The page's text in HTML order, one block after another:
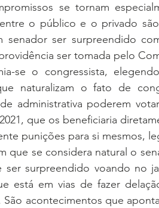
se tornam
o público e o privado
senador ser surpreendido
ser tomada pelo
se o congressista,
naturalizam o fato de
administrativa poderem
que os beneficiaria
punições para si mesmos,
que se considera natural o
ser surpreendido voando no
está em vias de fazer
São acontecimentos que